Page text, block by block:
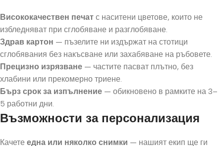
Висококачествен печат с наситени цветове, които не
избледняват при сглобяване и разглобяване.
Здрав картон — пъзелите ни издържат на стотици
сглобявания без накъсване или захабяване на ръбовете.
Прецизно изрязване — частите пасват плътно, без
хлабини или прекомерно триене.
Бърз срок за изпълнение — обикновено в рамките на 3–
5 работни дни.
Възможности за персонализация
Качете една или няколко снимки — нашият екип ще ги